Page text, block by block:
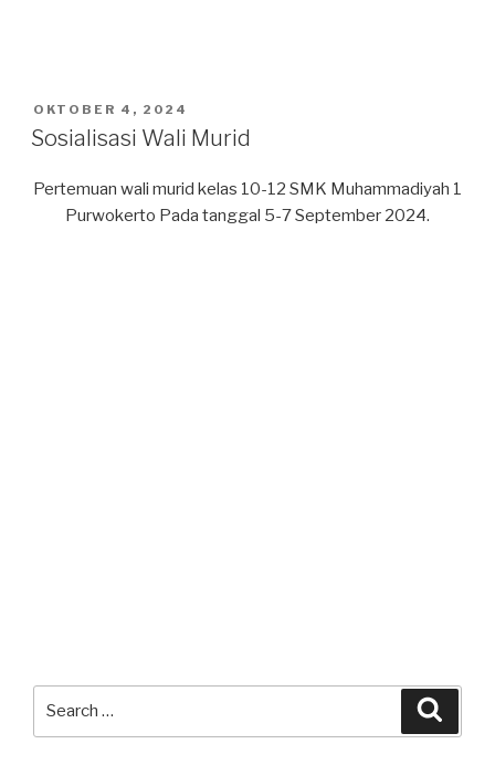
POSTED
ON
OKTOBER 4, 2024
Sosialisasi Wali Murid
Pertemuan wali murid kelas 10-12 SMK Muhammadiyah 1
Purwokerto Pada tanggal 5-7 September 2024.